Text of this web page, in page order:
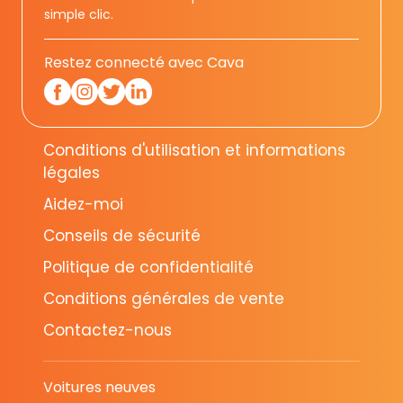
simple clic.
Restez connecté avec Cava
Conditions d'utilisation et informations
légales
Aidez-moi
Conseils de sécurité
Politique de confidentialité
Conditions générales de vente
Contactez-nous
Voitures neuves